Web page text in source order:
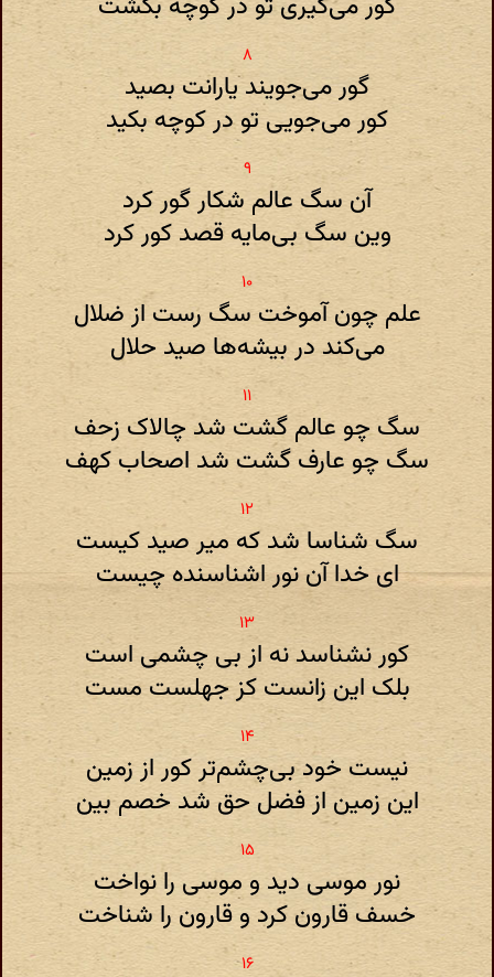
گور می‌جویند یارانت بصید
کور می‌جویی تو در کوچه بکید
آن سگ عالم شکار گور کرد
وین سگ بی‌مایه قصد کور کرد
علم چون آموخت سگ رست از ضلال
می‌کند در بیشه‌ها صید حلال
سگ چو عالم گشت شد چالاک زحف
سگ چو عارف گشت شد اصحاب کهف
سگ شناسا شد که میر صید کیست
ای خدا آن نور اشناسنده چیست
کور نشناسد نه از بی چشمی است
بلک این زانست کز جهلست مست
نیست خود بی‌چشم‌تر کور از زمین
این زمین از فضل حق شد خصم بین
نور موسی دید و موسی را نواخت
خسف قارون کرد و قارون را شناخت